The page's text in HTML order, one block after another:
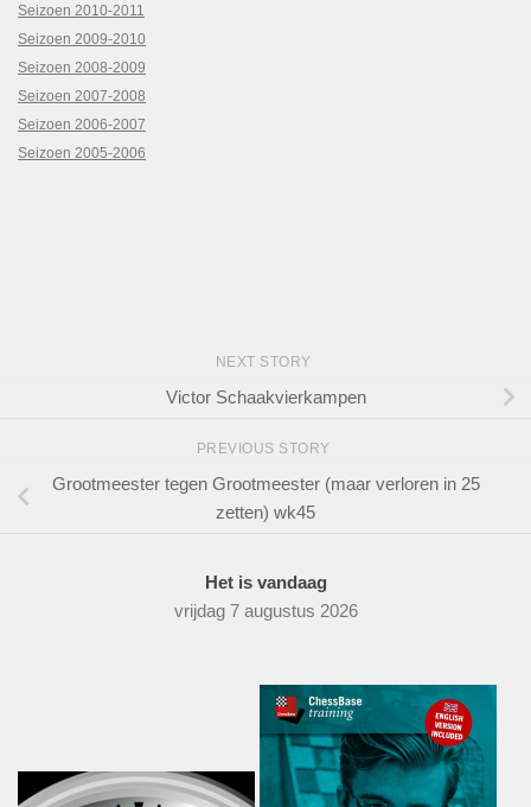
Seizoen 2010-2011
Seizoen 2009-2010
Seizoen 2008-2009
Seizoen 2007-2008
Seizoen 2006-2007
Seizoen 2005-2006
NEXT STORY
Victor Schaakvierkampen
PREVIOUS STORY
Grootmeester tegen Grootmeester (maar verloren in 25
zetten) wk45
Het is vandaag
vrijdag 7 augustus 2026